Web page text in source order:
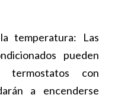
temperatura: Las
pueden
con
a encenderse